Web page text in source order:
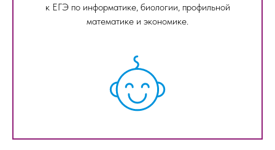
к ЕГЭ по информатике, биологии, профильной
математике и экономике.